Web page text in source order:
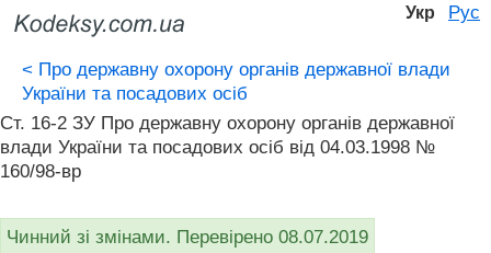
Укр Рус
< Про державну охорону органів державної влади
України та посадових осіб
Ст. 16-2 ЗУ Про державну охорону органів державної
влади України та посадових осіб від 04.03.1998 №
160/98-вр
Чинний зі змінами. Перевірено 08.07.2019